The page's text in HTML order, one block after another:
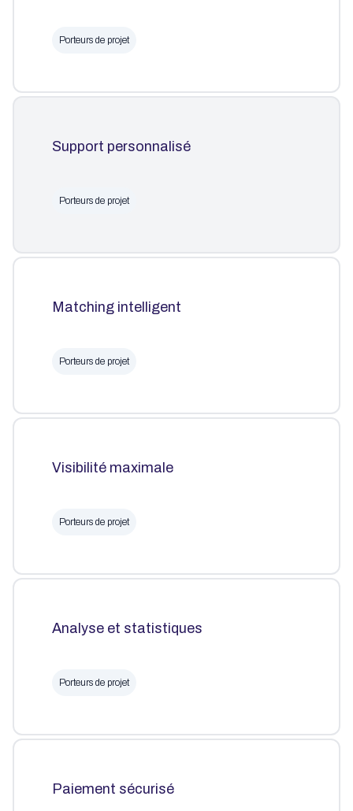
Porteurs de projet
Support personnalisé
Porteurs de projet
Matching intelligent
Porteurs de projet
Visibilité maximale
Porteurs de projet
Analyse et statistiques
Porteurs de projet
Paiement sécurisé